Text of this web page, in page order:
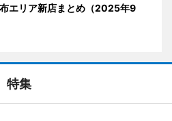
エリア新店まとめ（2025年9
特集